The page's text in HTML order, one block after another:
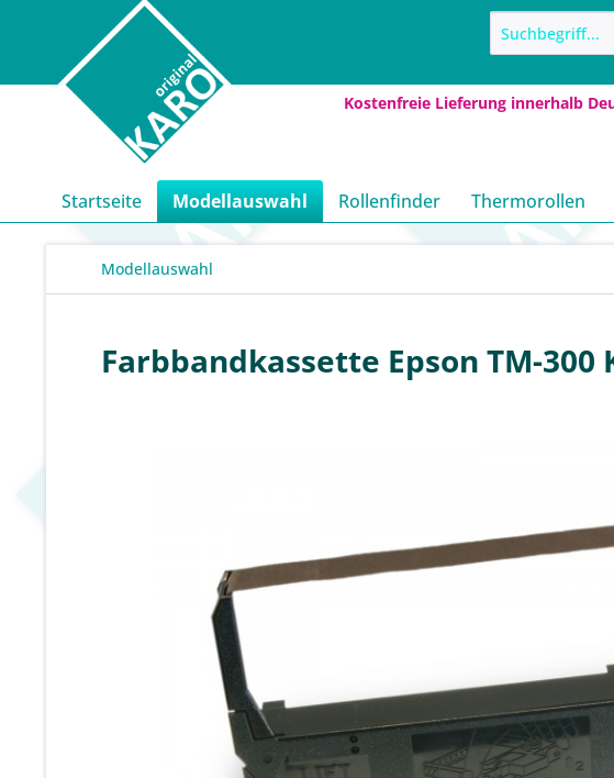
Kostenfreie Lieferung innerhalb
Startseite Modellauswahl Rollenfinder Thermorollen
Modellauswahl
Farbbandkassette Epson TM-300